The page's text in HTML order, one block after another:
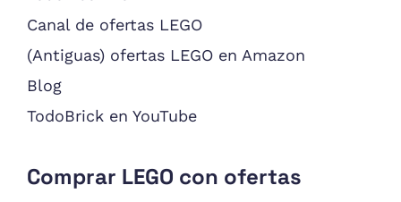
Canal de ofertas LEGO
(Antiguas) ofertas LEGO en Amazon
Blog
TodoBrick en YouTube
Comprar LEGO con ofertas